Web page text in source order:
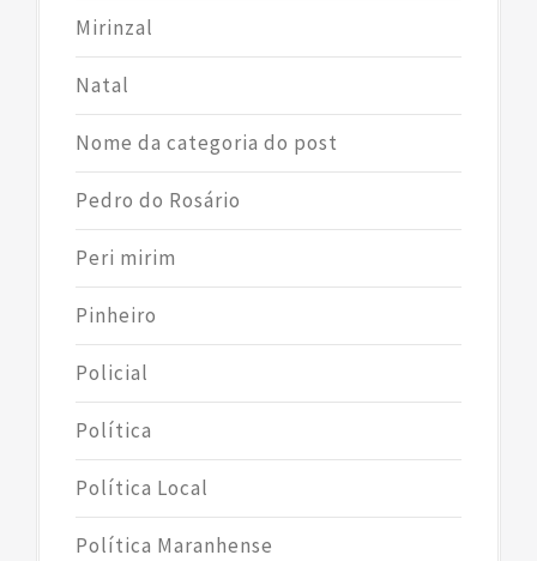
Mirinzal
Natal
Nome da categoria do post
Pedro do Rosário
Peri mirim
Pinheiro
Policial
Política
Política Local
Política Maranhense